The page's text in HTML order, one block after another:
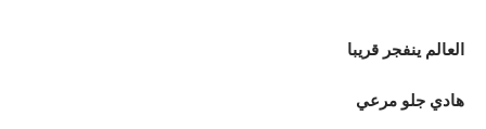
العالم ينفجر قريبا
هادي جلو مرعي